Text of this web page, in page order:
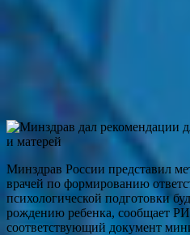
Минздрав России представил
врачей по формированию
психологической подготовки
рождению ребенка, сообщает
соответствующий документ